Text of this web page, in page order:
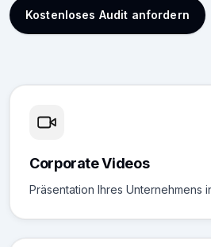
Kostenloses Audit anfordern
Corporate Videos
Präsentation Ihres Unternehmens